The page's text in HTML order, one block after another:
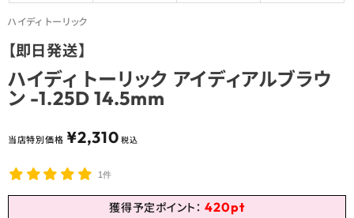
ハイディ トーリック
【即日発送】
ハイディ トーリック アイディアルブラウ
ン -1.25D 14.5mm
当店特別価格 ¥2,310 税込
1件
獲得予定ポイント： 420pt